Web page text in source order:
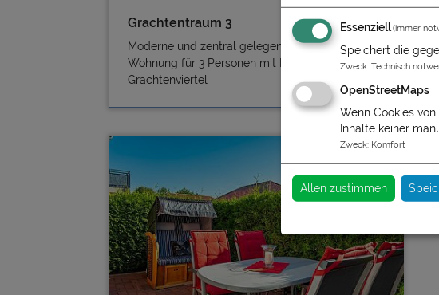
Grachtentraum 3
Moderne und zentral gelegene Obergeschoss
Wohnung für 3 Personen mit Balkon im
Grachtenviertel
2 - 3
Essenziell(immer
Speichert die
Zweck: Technisch
OpenStreetMaps
Wenn Cookies
Inhalte keiner
Zweck: Komfort
Allen zustimmen